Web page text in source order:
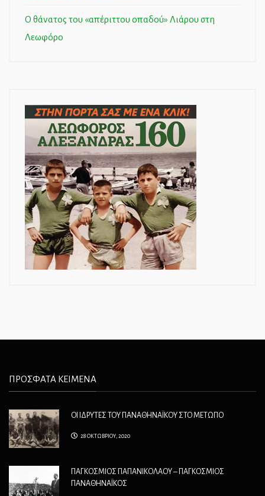
Ο θάνατος του «απέριττου οπαδού» Λιάρου στη
Λεωφόρο
ΠΡΟΣΦΑΤΑ ΚΕΙΜΕΝΑ
ΟΙ ΙΔΡΥΤΕΣ ΤΟΥ ΠΑΝΑΘΗΝΑΪΚΟΥ ΣΤΟ ΜΕΤΩΠΟ
28 ΟΚΤΩΒΡΙΟΥ, 2020
ΠΑΓΚΟΣΜΙΟΣ ΠΑΠΑΝΙΚΟΛΑΟΥ – ΠΑΓΚΟΣΜΙΟΣ
ΠΑΝΑΘΗΝΑΪΚΟΣ